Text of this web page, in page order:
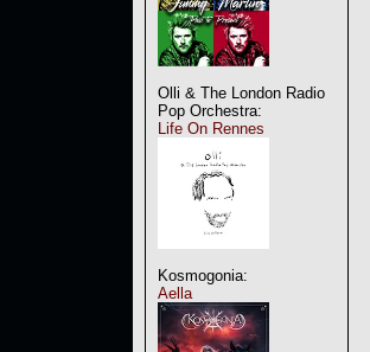
Olli & The London Radio
Pop Orchestra:
Life On Rennes
Kosmogonia:
Aella